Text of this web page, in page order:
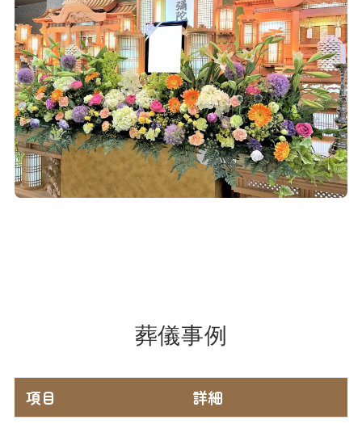
葬儀事例
項目
詳細